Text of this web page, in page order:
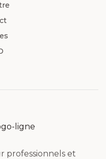
professionnels et